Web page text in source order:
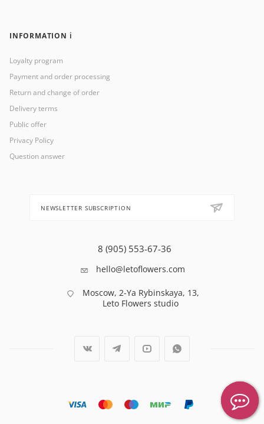
INFORMATION ℹ️
Loyalty program
Payment and order processing
Return and change of order
Delivery terms
Public offer
Privacy Policy
Question answer
NEWSLETTER SUBSCRIPTION
8 (905) 553-67-36
hello@letoflowers.com
Moscow, 2-Ya Rybinskaya, 13,
Leto Flowers studio